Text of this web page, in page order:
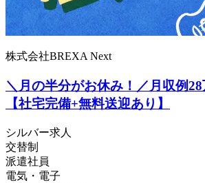
株式会社BREXA Next
＼月の半分がお休み！／月収例
【社宅完備+無料送迎あり】
シルバー求人
交替制
派遣社員
電気・電子